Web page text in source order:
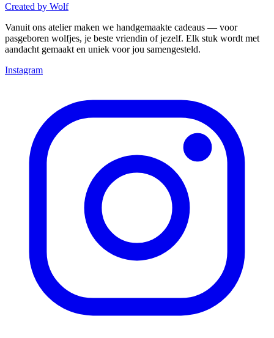
Created by Wolf
Vanuit ons atelier maken we handgemaakte cadeaus — voor
pasgeboren wolfjes, je beste vriendin of jezelf. Elk stuk wordt met
aandacht gemaakt en uniek voor jou samengesteld.
Instagram